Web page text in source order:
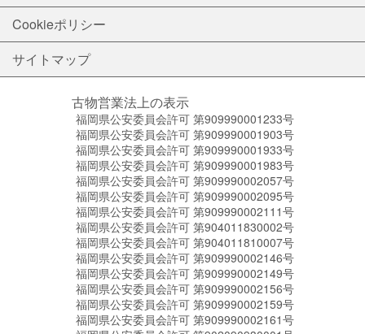
Cookieポリシー
サイトマップ
古物営業法上の表示
福岡県公安委員会許可 第909990001233号
福岡県公安委員会許可 第909990001903号
福岡県公安委員会許可 第909990001933号
福岡県公安委員会許可 第909990001983号
福岡県公安委員会許可 第909990002057号
福岡県公安委員会許可 第909990002095号
福岡県公安委員会許可 第909990002111号
福岡県公安委員会許可 第904011830002号
福岡県公安委員会許可 第904011810007号
福岡県公安委員会許可 第909990002146号
福岡県公安委員会許可 第909990002149号
福岡県公安委員会許可 第909990002156号
福岡県公安委員会許可 第909990002159号
福岡県公安委員会許可 第909990002161号